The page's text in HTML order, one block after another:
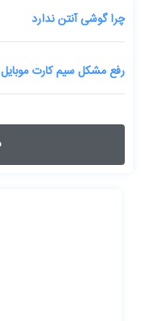
چرا گوشی آنتن ندارد
رفع مشکل سیم کارت موبایل